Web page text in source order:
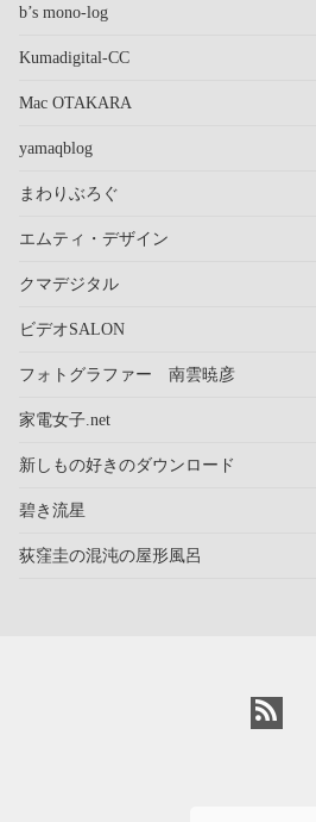
b’s mono-log
Kumadigital-CC
Mac OTAKARA
yamaqblog
まわりぶろぐ
エムティ・デザイン
クマデジタル
ビデオSALON
フォトグラファー 南雲暁彦
家電女子.net
新しもの好きのダウンロード
碧き流星
荻窪圭の混沌の屋形風呂